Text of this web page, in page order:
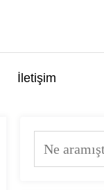
İletişim
Ara